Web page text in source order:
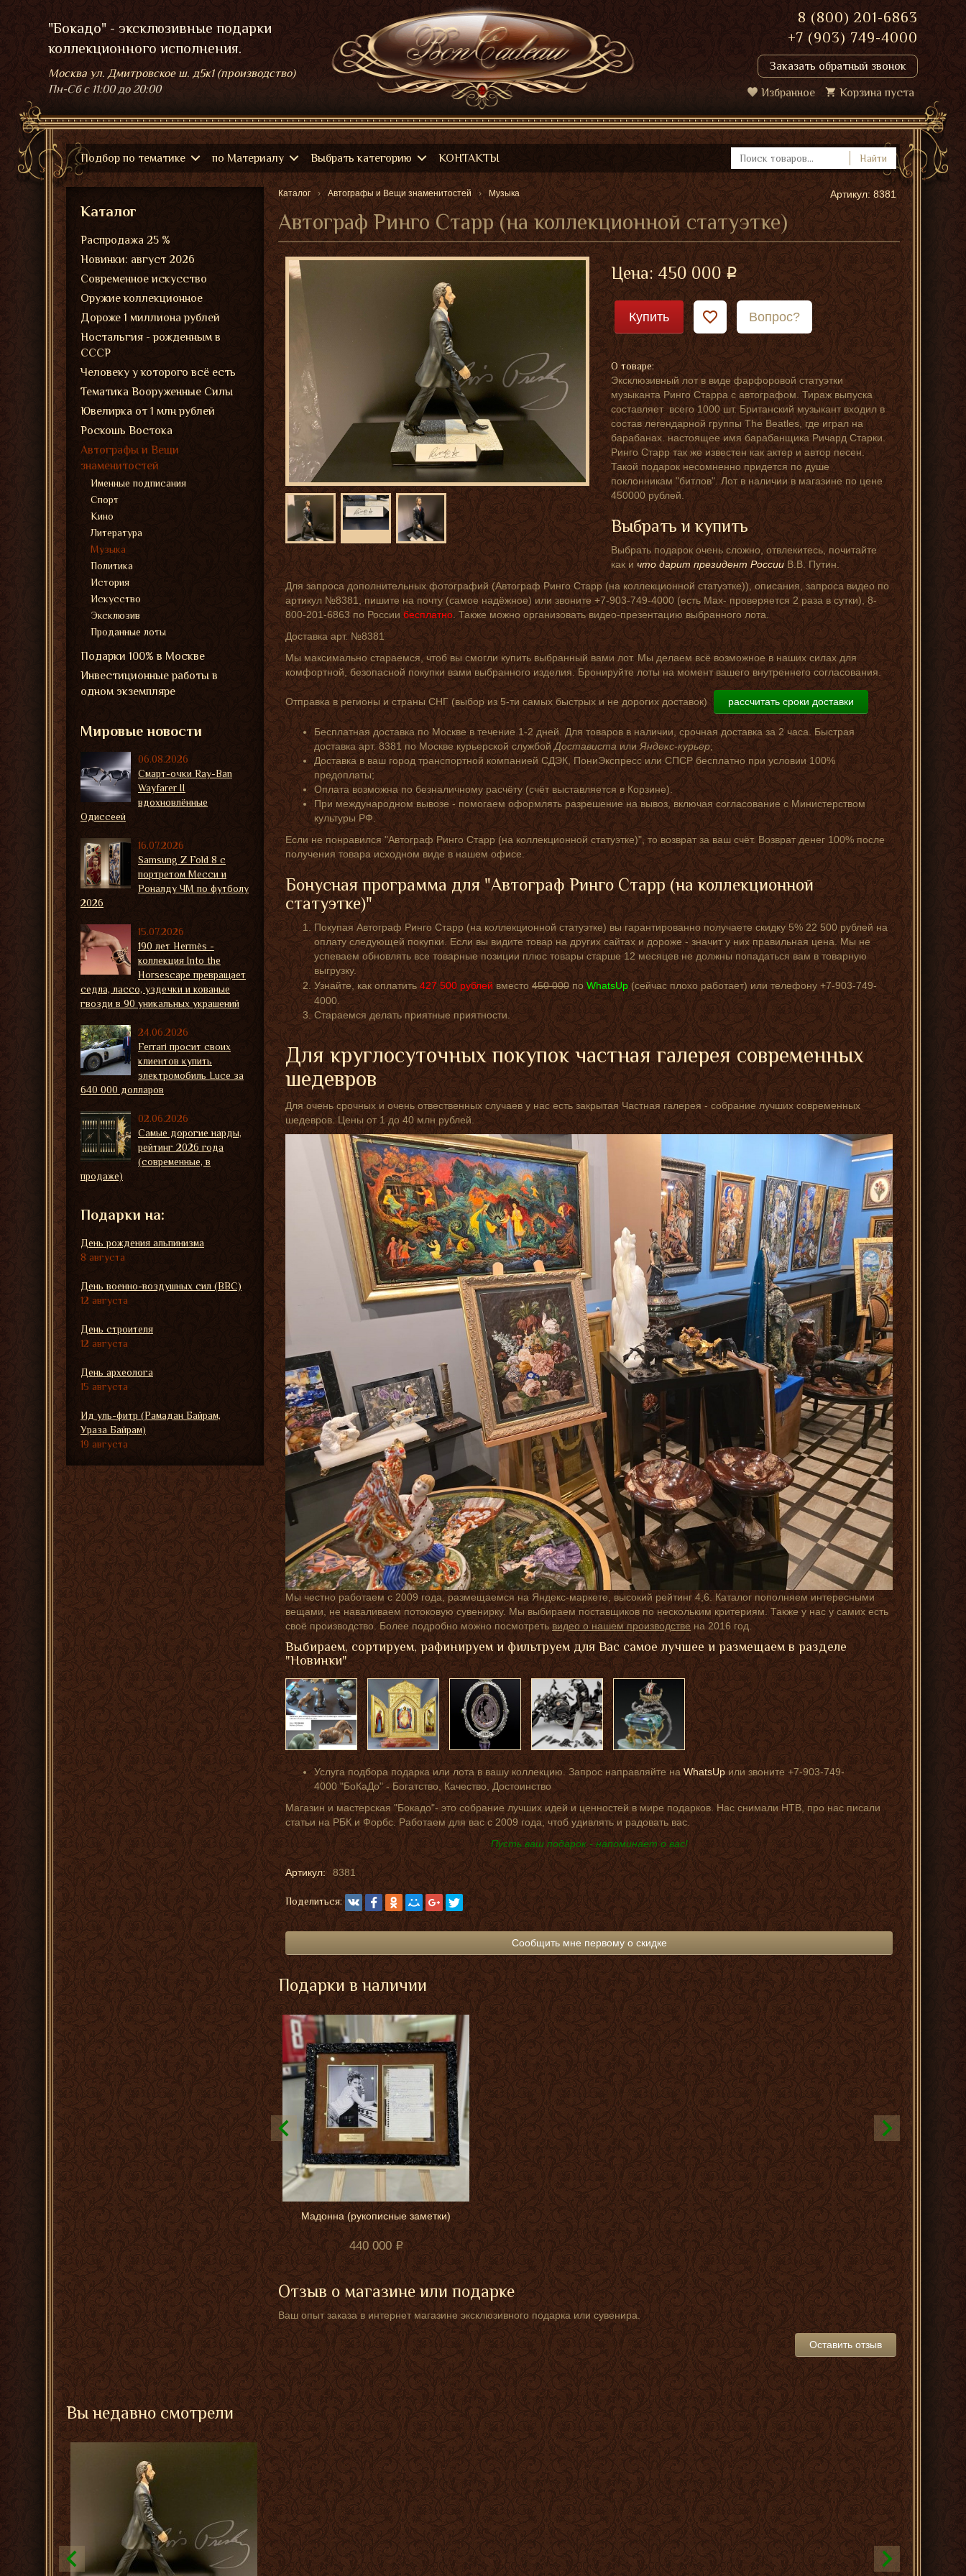
"Бокадо" - эксклюзивные подарки
коллекционного исполнения.
Москва ул. Дмитровское ш. д5к1 (производство)
Пн-Сбс 11:00 до 20:00
8 (800) 201-6863
+7 (903) 749-4000
Заказать обратный звонок
Избранное Корзина пуста
Подбор по тематике по Материалу Выбрать категорию КОНТАКТЫ Найти
Каталог Автографы и Вещи знаменитостей Музыка
Автограф Ринго Старр (на коллекционной статуэтке)
Артикул: 8381
Цена:450 000
Купить Вопрос?
О товаре:
Эксклюзивный лот в виде фарфоровой статуэтки
музыканта Ринго Старра с автографом. Тираж выпуска
составляет всего 1000 шт. Британский музыкант входил в
состав легендарной группы The Beatles, где играл на
барабанах. настоящее имя барабанщика Ричард Старки.
Ринго Старр так же известен как актер и автор песен.
Такой подарок несомненно придется по душе
поклонникам "битлов". Лот в наличии в магазине по цене
450000 рублей.
Выбрать и купить
Выбрать подарок очень сложно, отвлекитесь, почитайте
как и что дарит президент РоссииВ.В. Путин.
Для запроса дополнительных фотографий (Автограф Ринго Старр (на коллекционной статуэтке)), описания, запроса видео по
артикул №8381, пишите на почту (самое надёжное) или звоните +7-903-749-4000 (есть Мах- проверяется 2 раза в сутки), 8-
800-201-6863 по Россиибесплатно . Также можно организовать видео-презентацию выбранного лота.
Доставка арт. №8381
Мы максимально стараемся, чтоб вы смогли купить выбранный вами лот. Мы делаем всё возможное в наших силах для
комфортной, безопасной покупки вами выбранного изделия. Бронируйте лоты на момент вашего внутреннего согласования.
Отправка в регионы и страны СНГ (выбор из 5-ти самых быстрых и не дорогих доставок) рассчитать сроки доставки
Бесплатная доставка по Москве в течение 1-2 дней. Для товаров в наличии, срочная доставка за 2 часа. Быстрая
доставка арт. 8381 по Москве курьерской службойДостависта илиЯндекс-курьер;
Доставка в ваш город транспортной компанией СДЭК, ПониЭкспресс или СПСР бесплатно при условии 100%
предоплаты;
Оплата возможна по безналичному расчёту (счёт выставляется в Корзине).
При международном вывозе - помогаем оформлять разрешение на вывоз, включая согласование с Министерством
культуры РФ.
Если не понравился "Автограф Ринго Старр (на коллекционной статуэтке)", то возврат за ваш счёт. Возврат денег 100% после
получения товара исходном виде в нашем офисе.
Бонусная программа для "Автограф Ринго Старр (на коллекционной
статуэтке)"
Покупая Автограф Ринго Старр (на коллекционной статуэтке) вы гарантированно получаете скидку 5% 22 500 рублей на
оплату следующей покупки. Если вы видите товар на других сайтах и дороже - значит у них правильная цена. Мы не
успеваем обновлять все товарные позиции плюс товары старше 12 месяцев не должны попадаться вам в товарную
выгрузку.
Узнайте, как оплатить427 500 рублейвместо 450 000поWhatsUp (сейчас плохо работает) или телефону +7-903-749-
4000.
Стараемся делать приятные приятности.
Для круглосуточных покупок частная галерея современных
шедевров
Для очень срочных и очень отвественных случаев у нас есть закрытая Частная галерея - собрание лучших современных
шедевров. Цены от 1 до 40 млн рублей.
Мы честно работаем с 2009 года, размещаемся на Яндекс-маркете, высокий рейтинг 4,6. Каталог пополняем интересными
вещами, не наваливаем потоковую сувенирку. Мы выбираем поставщиков по нескольким критериям. Также у нас у самих есть
своё производство. Более подробно можно посмотретьвидео о нашем производстве на 2016 год.
Выбираем, сортируем, рафинируем и фильтруем для Вас самое лучшее и размещаем в разделе
"Новинки"
Услуга подбора подарка или лота в вашу коллекцию. Запрос направляйте наWhatsUpили звоните +7-903-749-
4000 "БоКаДо" - Богатство, Качество, Достоинство
Магазин и мастерская "Бокадо"- это собрание лучших идей и ценностей в мире подарков. Нас снимали НТВ, про нас писали
статьи на РБК и Форбс. Работаем для вас с 2009 года, чтоб удивлять и радовать вас.
Пусть ваш подарок - напоминает о вас!
Артикул: 8381
Поделиться:
Сообщить мне первому о скидке
Подарки в наличии
Мадонна (рукописные заметки)
440 000
Отзыв о магазине или подарке
Ваш опыт заказа в интернет магазине эксклюзивного подарка или сувенира.
Оставить отзыв
Каталог
Распродажа 25 %
Новинки: август 2026
Современное искусство
Оружие коллекционное
Дороже 1 миллиона рублей
Ностальгия - рожденным в
СССР
Человеку у которого всё есть
Тематика Вооруженные Силы
Ювелирка от 1 млн рублей
Роскошь Востока
Автографы и Вещи
знаменитостей
Именные подписания
Спорт
Кино
Литература
Музыка
Политика
История
Искусство
Эксклюзив
Проданные лоты
Подарки 100% в Москве
Инвестиционные работы в
одном экземпляре
Мировые новости
06.08.2026
Смарт-очки Ray-Ban
Wayfarer II
вдохновлённые
Одиссеей
16.07.2026
Samsung Z Fold 8 с
портретом Месси и
Роналду ЧМ по футболу
2026
15.07.2026
190 лет Hermès -
коллекция Into the
Horsescape превращает
седла, лассо, уздечки и кованые
гвозди в 90 уникальных украшений
24.06.2026
Ferrari просит своих
клиентов купить
электромобиль Luce за
640 000 долларов
02.06.2026
Самые дорогие нарды,
рейтинг 2026 года
(современные, в
продаже)
Подарки на:
День рождения альпинизма
8 августа
День военно-воздушных сил (ВВС)
12 августа
День строителя
12 августа
День археолога
15 августа
Ид уль-фитр (Рамадан Байрам,
Ураза Байрам)
19 августа
Вы недавно смотрели